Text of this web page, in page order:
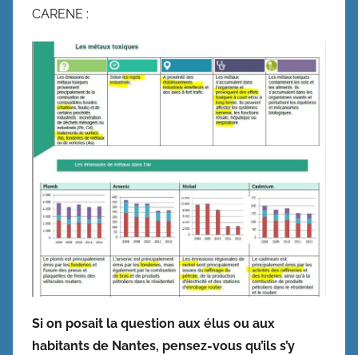
CARENE :
Si on posait la question aux élus ou aux
habitants de Nantes, pensez-vous qu’ils s’y